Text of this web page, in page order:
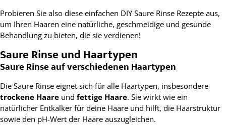
Probieren Sie also diese einfachen DIY Saure Rinse Rezepte aus,
um Ihren Haaren eine natürliche, geschmeidige und gesunde
Behandlung zu bieten, die sie verdienen!
Saure Rinse und Haartypen
Saure Rinse auf verschiedenen Haartypen
Die Saure Rinse eignet sich für alle Haartypen, insbesondere
trockene Haare und fettige Haare. Sie wirkt wie ein
natürlicher Entkalker für deine Haare und hilft, die Haarstruktur
sowie den pH-Wert der Haare auszugleichen.